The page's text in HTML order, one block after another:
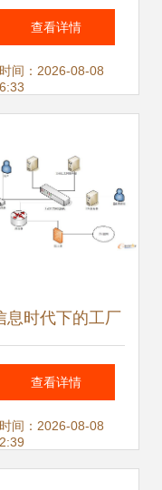
构筑网络与信息安
软件开发的基石
查看详情
间：2026-08-08
息时代下的工厂
息安全 ERP系统
何构筑数字防线
查看详情
间：2026-08-08